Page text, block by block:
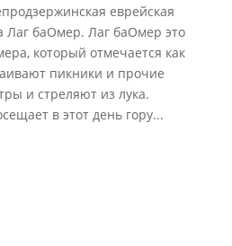
еврейская
Лаг баОмер. Лаг баОмер это
который отмечается как
пикники и прочие
и стреляют из лука.
в этот день гору...